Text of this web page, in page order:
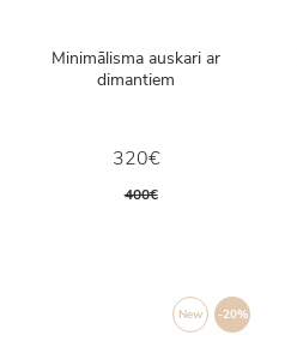
Minimālisma auskari ar
dimantiem
320€
400€
-20%
New